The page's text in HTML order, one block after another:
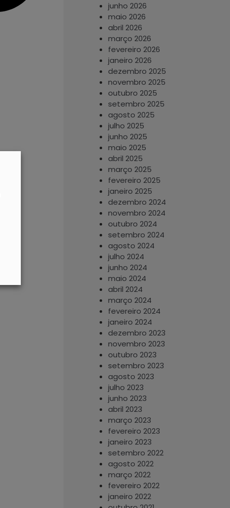
junho 2026
maio 2026
abril 2026
março 2026
fevereiro 2026
janeiro 2026
dezembro 2025
novembro 2025
outubro 2025
setembro 2025
agosto 2025
julho 2025
junho 2025
maio 2025
abril 2025
março 2025
fevereiro 2025
janeiro 2025
dezembro 2024
novembro 2024
outubro 2024
setembro 2024
agosto 2024
julho 2024
junho 2024
maio 2024
abril 2024
março 2024
fevereiro 2024
janeiro 2024
dezembro 2023
novembro 2023
outubro 2023
setembro 2023
agosto 2023
julho 2023
junho 2023
abril 2023
março 2023
fevereiro 2023
janeiro 2023
setembro 2022
agosto 2022
março 2022
fevereiro 2022
janeiro 2022